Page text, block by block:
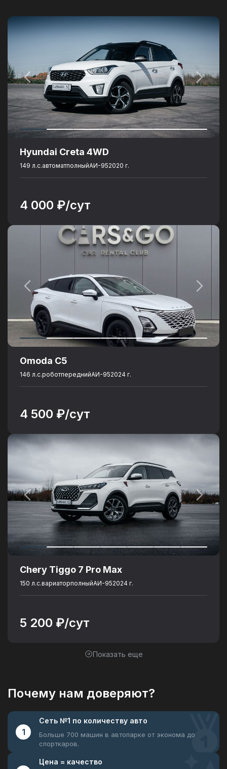
Hyundai Creta 4WD
149 л.с.автоматполныйАИ-952020 г.
4 000 ₽/сут
Omoda C5
146 л.с.роботпереднийАИ-952024 г.
4 500 ₽/сут
Chery Tiggo 7 Pro Max
150 л.с.вариаторполныйАИ-952024 г.
5 200 ₽/сут
Показать еще
Почему нам доверяют?
1
Сеть №1 по количеству авто
Больше 700 машин в автопарке от эконома до
спорткаров.
Цена = качество